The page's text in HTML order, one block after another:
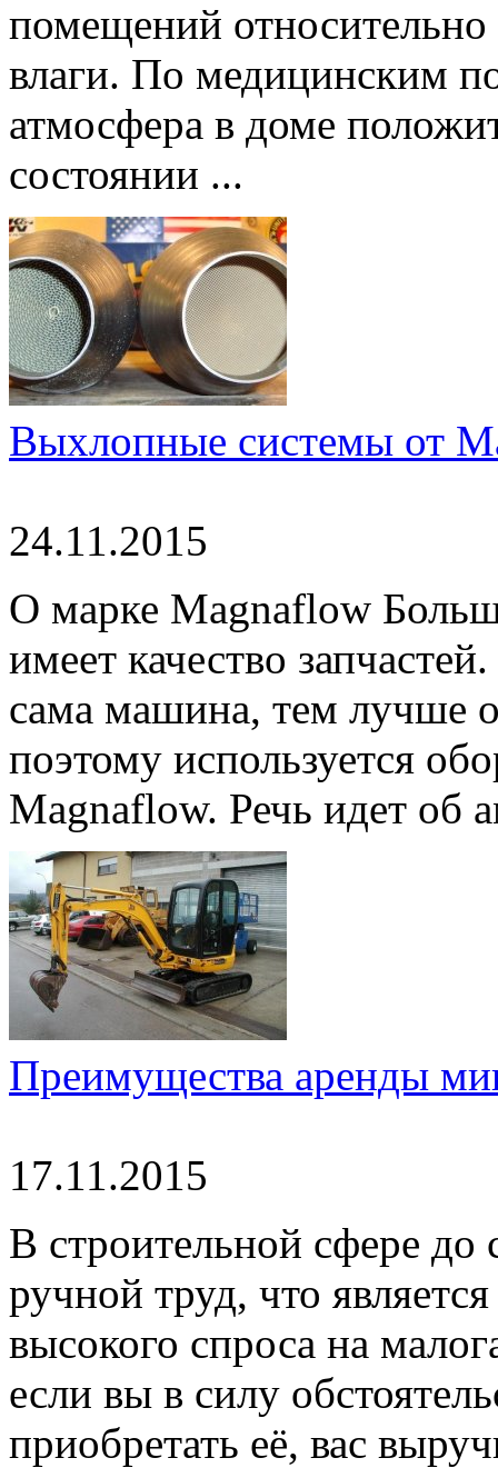
помещений
влаги. По медицинским
атмосфера в доме
состоянии ...
Выхлопные системы от
24.11.2015
О марке Magnaflow
имеет качество
сама машина, тем лучше
поэтому используется
Magnaflow. Речь идет об
Преимущества аренды
17.11.2015
В строительной сфере до
ручной труд, что
высокого спроса на
если вы в силу
приобретать её, вас